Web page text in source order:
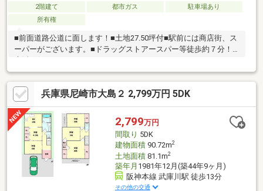
2階建て 都市ガス
駐車場あり
所有権
■前面道路公道に面します！■土地27.50坪付■駅前には商店街、ス
ーパーがございます。■ドラッグストアースパー等徒歩約７分！■
兵庫県尼崎市大島２ 2,799万円 5DK
2,799万円
間取り 5DK
建物面積90.72m2
土地面積81.1m2
築年月 1981年12月(築44年9ヶ月)
阪神本線 武庫川駅 徒歩13分
その他の交通